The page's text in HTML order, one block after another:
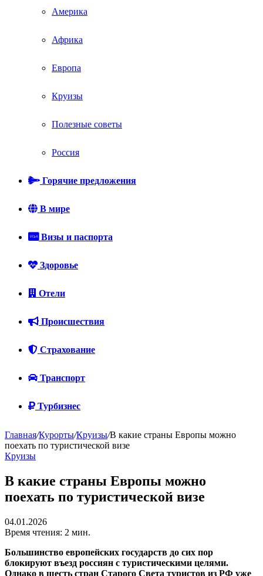
Америка
Африка
Европа
Круизы
Полезные советы
Россия
Горячие предложения
В мире
Визы и паспорта
Здоровье
Отели
Происшествия
Страхование
Транспорт
Турбизнес
Главная/Курорты/Круизы/В какие страны Европы можно
поехать по туристической визе
Круизы
В какие страны Европы можно
поехать по туристической визе
04.01.2026
Время чтения: 2 мин.
Большинство европейских государств до сих пор
блокируют въезд россиян с туристическими целями.
Однако в шесть стран Старого Света туристов из РФ уже